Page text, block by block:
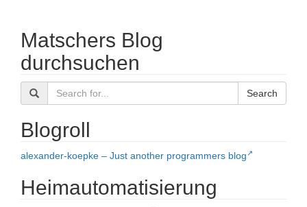
Matschers Blog
durchsuchen
Search
Blogroll
alexander-koepke – Just another programmers blog
Heimautomatisierung